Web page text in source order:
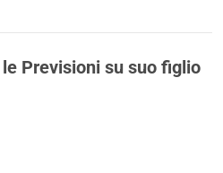
Previsioni su suo figlio